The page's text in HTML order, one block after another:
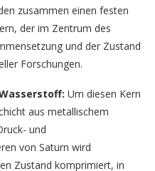
zusammen einen festen
der im Zentrum des
und der Zustand
Forschungen.
Um diesen Kern
aus metallischem
und
von Saturn wird
Zustand komprimiert, in